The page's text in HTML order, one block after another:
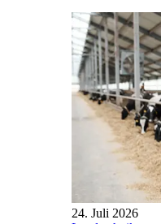
24. Juli 2026